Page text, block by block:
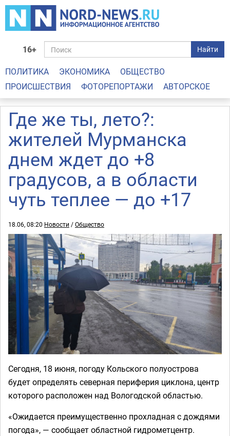
16+ Найти
ПОЛИТИКА ЭКОНОМИКА
ОБЩЕСТВО
ПРОИСШЕСТВИЯ
ФОТОРЕПОРТАЖИ АВТОРСКОЕ
Где же ты, лето?:
жителей Мурманска
днем ждет до +8
градусов, а в области
чуть теплее — до +17
18.06, 08:20 Новости /Общество
Сегодня, 18 июня, погоду Кольского полуострова
будет определять северная периферия циклона, центр
которого расположен над Вологодской областью.
«Ожидается преимущественно прохладная с дождями
погода», — сообщает областной гидрометцентр.